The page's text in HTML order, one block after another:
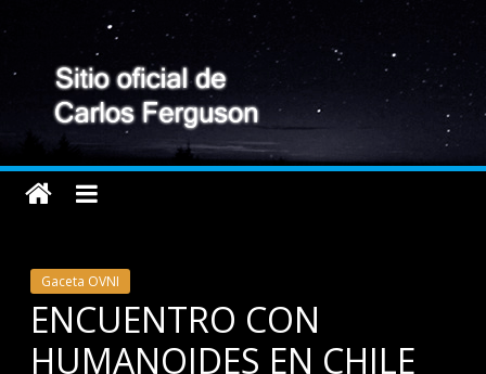
Gaceta OVNI
ENCUENTRO CON
HUMANOIDES EN CHILE